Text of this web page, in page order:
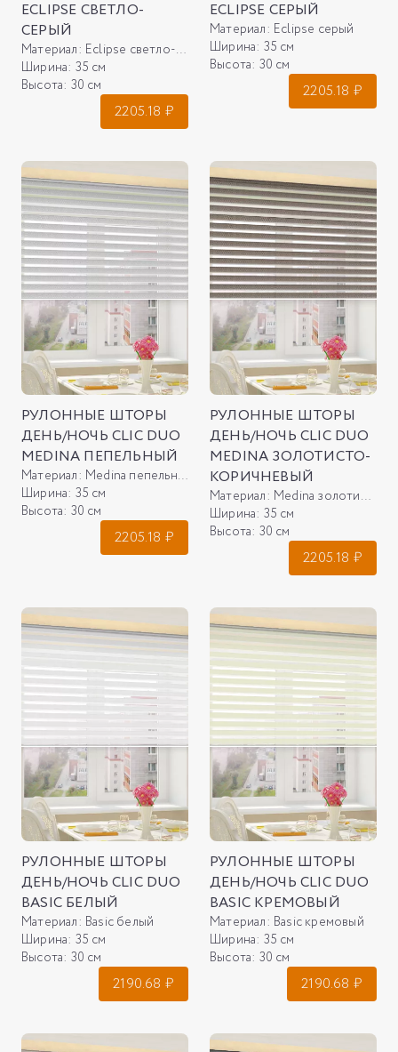
ECLIPSE СВЕТЛО-
СЕРЫЙ
Материал: Eclipse светло-серый
Ширина: 35 см
Высота: 30 см
2205.18 ₽
ECLIPSE СЕРЫЙ
Материал: Eclipse серый
Ширина: 35 см
Высота: 30 см
2205.18 ₽
РУЛОННЫЕ ШТОРЫ
ДЕНЬ/НОЧЬ CLIC DUO
MEDINA ПЕПЕЛЬНЫЙ
Материал: Medina пепельный
Ширина: 35 см
Высота: 30 см
2205.18 ₽
РУЛОННЫЕ ШТОРЫ
ДЕНЬ/НОЧЬ CLIC DUO
MEDINA ЗОЛОТИСТО-
КОРИЧНЕВЫЙ
Материал: Medina золотисто-коричневый
Ширина: 35 см
Высота: 30 см
2205.18 ₽
РУЛОННЫЕ ШТОРЫ
ДЕНЬ/НОЧЬ CLIC DUO
BASIC БЕЛЫЙ
Материал: Basic белый
Ширина: 35 см
Высота: 30 см
2190.68 ₽
РУЛОННЫЕ ШТОРЫ
ДЕНЬ/НОЧЬ CLIC DUO
BASIC КРЕМОВЫЙ
Материал: Basic кремовый
Ширина: 35 см
Высота: 30 см
2190.68 ₽